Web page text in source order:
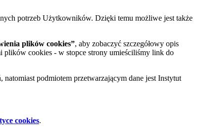
potrzeb Użytkowników. Dzięki temu możliwe jest także
plików cookies”, aby zobaczyć szczegółowy opis
plików cookies - w stopce strony umieściliśmy link do
podmiotem przetwarzającym dane jest Instytut
cookies.